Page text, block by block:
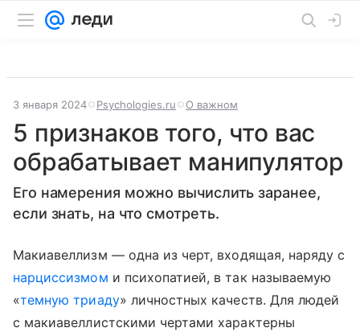
3 января 2024 Psychologies.ru О важном
5 признаков того, что вас
обрабатывает манипулятор
Его намерения можно вычислить заранее,
если знать, на что смотреть.
Макиавеллизм — одна из черт, входящая, наряду с
нарциссизмом и психопатией, в так называемую
«темную триаду» личностных качеств. Для людей
с макиавеллистскими чертами характерны